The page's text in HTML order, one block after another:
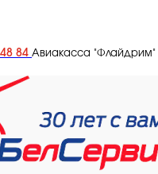
84 Авиакасса "Флайдрим"